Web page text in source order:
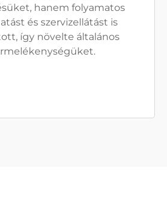
hanem folyamatos
és szervizellátást is
így növelte általános